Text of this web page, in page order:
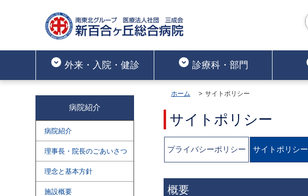
外来・入院・健診 診療科・部門
病院紹介
病院紹介
理事長・院長のごあいさつ
理念と基本方針
施設概要
ホーム サイトポリシー
サイトポリシー
プライバシーポリシー サイトポリシー
概要